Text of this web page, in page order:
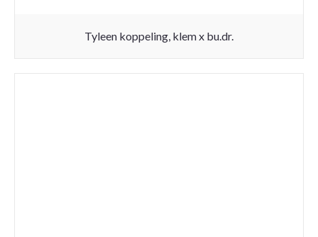
Tyleen koppeling, klem x bu.dr.